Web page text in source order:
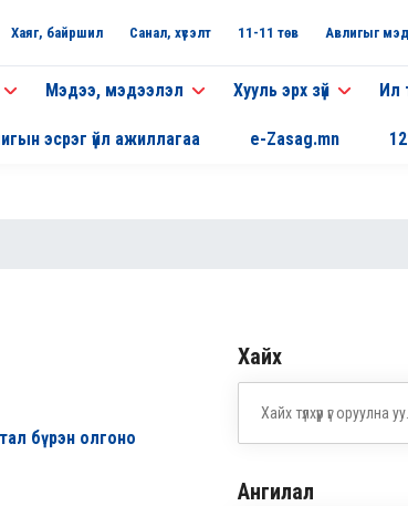
Хаяг, байршил Санал, хүсэлт 11-11 төв Авлигыг
Мэдээ, мэдээлэл Хууль эрх зүй Ил
эсрэг үйл ажиллагаа e-Zasag.mn
бүрэн олгоно
Хайх
Ангилал